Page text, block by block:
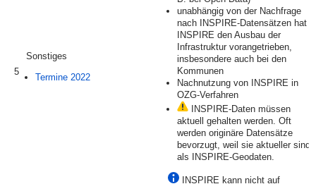
5
Sonstiges
Termine 2022
unabhängig von der Nachfrage
nach INSPIRE-Datensätzen hat
INSPIRE den Ausbau der
Infrastruktur vorangetrieben,
insbesondere auch bei den
Kommunen
Nachnutzung von INSPIRE in
OZG-Verfahren
INSPIRE-Daten müssen
aktuell gehalten werden. Oft
werden originäre Datensätze
bevorzugt, weil sie aktueller sind
als INSPIRE-Geodaten.
INSPIRE kann nicht auf